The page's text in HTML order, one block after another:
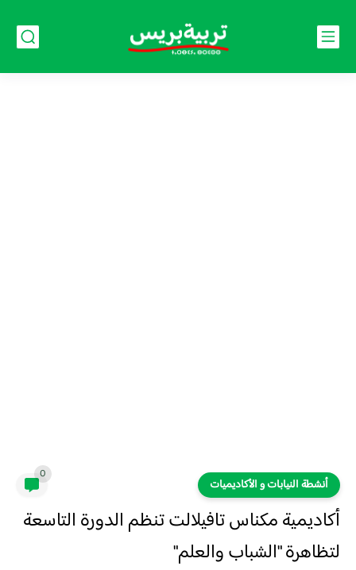
أنشطة النيابات و الأكاديميات
0
أكاديمية مكناس تافيلالت تنظم الدورة التاسعة
لتظاهرة "الشباب والعلم"